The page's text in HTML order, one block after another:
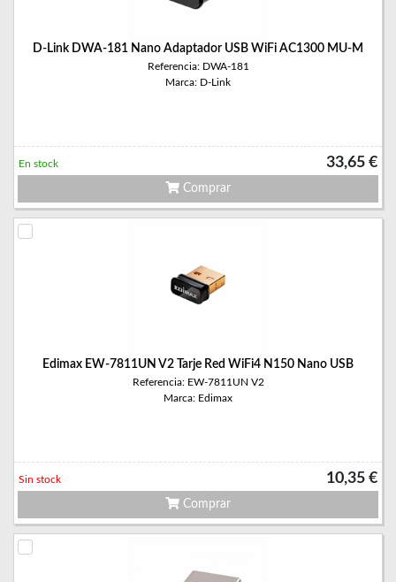
D-Link DWA-181 Nano Adaptador USB WiFi AC1300 MU-M
Referencia: DWA-181
Marca: D-Link
33,65 €
En stock
Comprar
Edimax EW-7811UN V2 Tarje Red WiFi4 N150 Nano USB
Referencia: EW-7811UN V2
Marca: Edimax
10,35 €
Sin stock
Comprar